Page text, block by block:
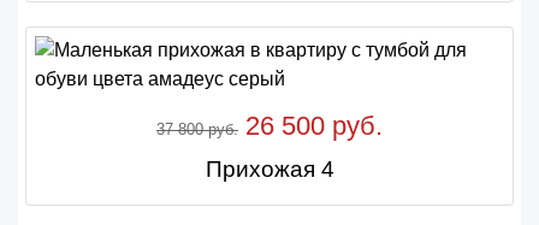
37 800 руб. 26 500 руб.
Прихожая 4